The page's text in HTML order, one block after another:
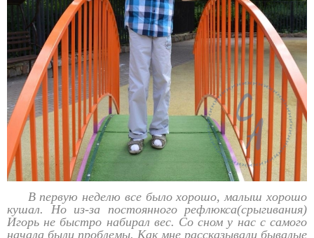
В первую неделю все было хорошо, малыш хорошо
кушал. Но из-за постоянного рефлюкса(срыгивания)
Игорь не быстро набирал вес. Со сном у нас с самого
начала были проблемы. Как мне рассказывали бывалые